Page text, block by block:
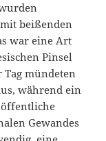
beißenden
war eine Art
Pinsel
Tag mündeten
während ein
öffentliche
Gewandes